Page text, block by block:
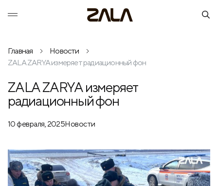
Главная
Новости
ZALA ZARYA измеряет радиационный фон
ZALA ZARYA измеряет
радиационный фон
10 февраля, 2025Новости